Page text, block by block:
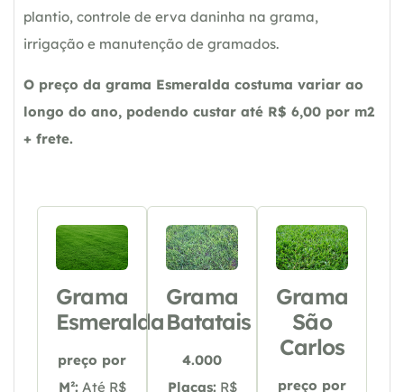
plantio, controle de erva daninha na grama,
irrigação e manutenção de gramados.
O preço da grama Esmeralda costuma variar ao
longo do ano, podendo custar até R$ 6,00 por m2
+ frete.
Grama
Esmeralda
preço por
M²: Até R$
Grama
Batatais
4.000
Placas: R$
Grama
São
Carlos
preço por